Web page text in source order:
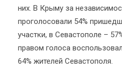
них. В Крыму за
проголосовали 54%
участки, в Севастополе –
правом голоса
64% жителей Севастополя.